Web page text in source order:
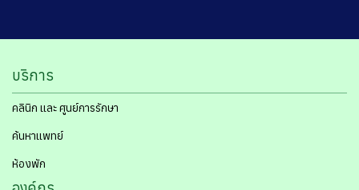
บริการ
คลินิก และ ศูนย์การรักษา
ค้นหาแพทย์
ห้องพัก